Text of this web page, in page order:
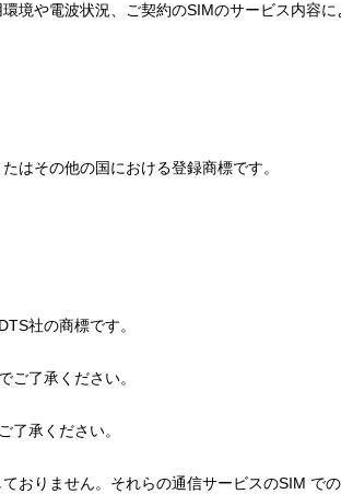
や電波状況、ご契約のSIMのサービス内容に
はその他の国における登録商標です。
社の商標です。
了承ください。
了承ください。
おりません。それらの通信サービスのSIM で